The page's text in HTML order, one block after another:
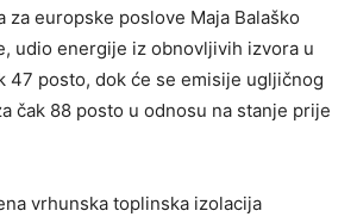
za europske poslove Maja Balaško
udio energije iz obnovljivih izvora u
47 posto, dok će se emisije ugljičnog
čak 88 posto u odnosu na stanje prije
vrhunska toplinska izolacija